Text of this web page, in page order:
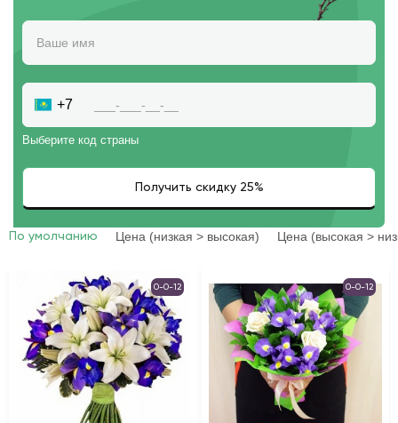
+7
Выберите код страны
По умолчанию Цена (низкая > высокая) Цена (высокая >
0-0-12 0-0-12